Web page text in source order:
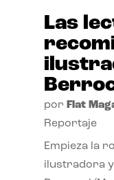
Las
por Flat
Reportaje
Empieza la
ilustradora